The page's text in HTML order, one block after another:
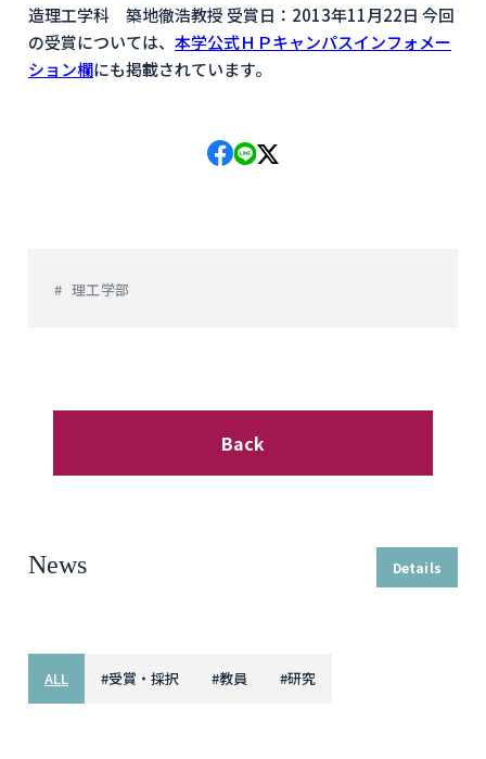
造理工学科 築地徹浩教授 受賞日：2013年11月22日 今回
の受賞については、 本学公式ＨＰキャンパスインフォメー
ション欄にも掲載されています。
理工学部
Back
News Details
ALL #受賞・採択 #教員 #研究